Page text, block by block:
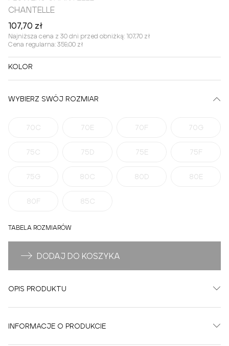
CHANTELLE
107,70 zł
Najniższa cena z 30 dni przed obniżką: 107,70 zł
Cena regularna: 359,00 zł
KOLOR
WYBIERZ SWÓJ ROZMIAR
70C 70E 70F 70G
75C 75D 75E 75F
75G 80C 80D 80E
80F 85C
TABELA ROZMIARÓW
DODAJ DO KOSZYKA
OPIS PRODUKTU
INFORMACJE O PRODUKCIE